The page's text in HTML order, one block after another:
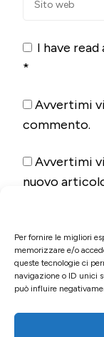
Per fornire le migliori
memorizzare e/o
queste tecnologie ci
navigazione o ID unici
può influire
I have
*
Avvertimi
commento.
Avvertimi
nuovo